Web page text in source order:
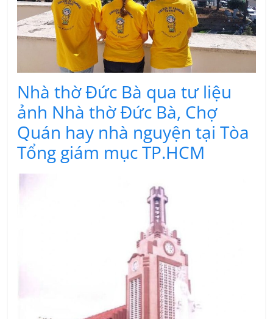
Nhà thờ Đức Bà qua tư liệu
ảnh Nhà thờ Đức Bà, Chợ
Quán hay nhà nguyện tại Tòa
Tổng giám mục TP.HCM